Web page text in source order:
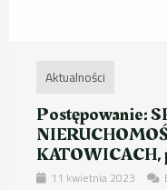
Aktualności
Postępowanie:
KATOWICACH,
11 kwietnia 2023